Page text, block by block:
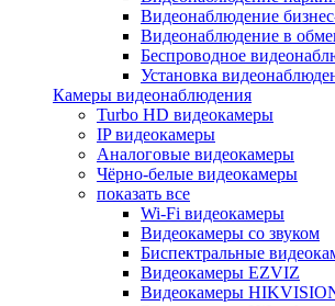
Видеонаблюдение
Видеонаблюдение в
Беспроводное
Установка
Камеры видеонаблюдения
Turbo HD видеокамеры
IP видеокамеры
Аналоговые видеокамеры
Чёрно-белые видеокамеры
показать все
Wi-Fi видеокамеры
Видеокамеры со звуком
Биспектральные
Видеокамеры EZVIZ
Видеокамеры